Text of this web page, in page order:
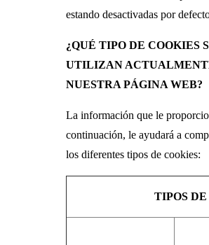
estando desactivadas por
¿QUÉ TIPO DE COOKIES
UTILIZAN
NUESTRA PÁGINA WEB?
La información que le
continuación, le ayudará a
los diferentes tipos de cookies:
TIPOS